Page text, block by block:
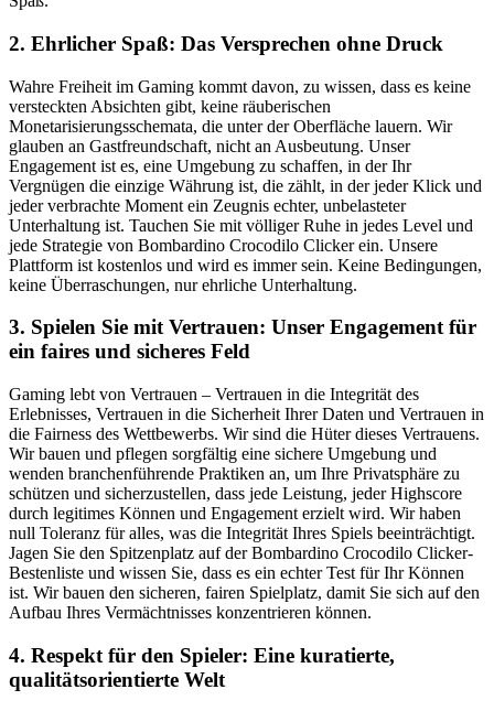
2. Ehrlicher Spaß: Das Versprechen ohne Druck
Wahre Freiheit im Gaming kommt davon, zu wissen, dass es keine
versteckten Absichten gibt, keine räuberischen
Monetarisierungsschemata, die unter der Oberfläche lauern. Wir
glauben an Gastfreundschaft, nicht an Ausbeutung. Unser
Engagement ist es, eine Umgebung zu schaffen, in der Ihr
Vergnügen die einzige Währung ist, die zählt, in der jeder Klick und
jeder verbrachte Moment ein Zeugnis echter, unbelasteter
Unterhaltung ist. Tauchen Sie mit völliger Ruhe in jedes Level und
jede Strategie von Bombardino Crocodilo Clicker ein. Unsere
Plattform ist kostenlos und wird es immer sein. Keine Bedingungen,
keine Überraschungen, nur ehrliche Unterhaltung.
3. Spielen Sie mit Vertrauen: Unser Engagement für
ein faires und sicheres Feld
Gaming lebt von Vertrauen – Vertrauen in die Integrität des
Erlebnisses, Vertrauen in die Sicherheit Ihrer Daten und Vertrauen in
die Fairness des Wettbewerbs. Wir sind die Hüter dieses Vertrauens.
Wir bauen und pflegen sorgfältig eine sichere Umgebung und
wenden branchenführende Praktiken an, um Ihre Privatsphäre zu
schützen und sicherzustellen, dass jede Leistung, jeder Highscore
durch legitimes Können und Engagement erzielt wird. Wir haben
null Toleranz für alles, was die Integrität Ihres Spiels beeinträchtigt.
Jagen Sie den Spitzenplatz auf der Bombardino Crocodilo Clicker-
Bestenliste und wissen Sie, dass es ein echter Test für Ihr Können
ist. Wir bauen den sicheren, fairen Spielplatz, damit Sie sich auf den
Aufbau Ihres Vermächtnisses konzentrieren können.
4. Respekt für den Spieler: Eine kuratierte,
qualitätsorientierte Welt